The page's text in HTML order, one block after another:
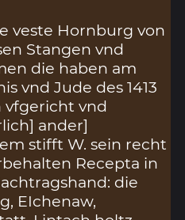
veste Hornburg von
Stangen vnd
die haben am
vnd Jude des 1413
vfgericht vnd
ander]
stifft W. sein recht
Recepta in
die
EIchenaw,